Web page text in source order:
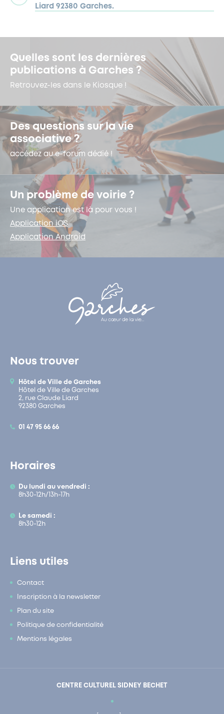
Liard 92380 Garches.
Quelles sont les dernières
publications à Garches ?
Retrouvez-les dans le Kiosque !
Des questions sur la vie
associative ?
accédez au e-forum dédié !
Un problème de voirie ?
Une application est là pour vous !
Application iOS
Application Android
Nous trouver
Hôtel de Ville de Garches
Hôtel de Ville de Garches
2, rue Claude Liard
92380 Garches
01 47 95 66 66
Horaires
Du lundi au vendredi :
8h30-12h/13h-17h
Le samedi :
8h30-12h
Liens utiles
Contact
Inscription à la newsletter
Plan du site
Politique de confidentialité
Mentions légales
CENTRE CULTUREL SIDNEY BECHET